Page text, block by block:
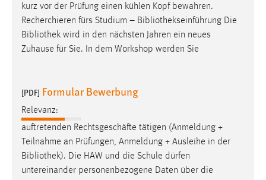
kurz vor der Prüfung einen kühlen Kopf bewahren.
Recherchieren fürs Studium – Bibliothekseinführung Die
Bibliothek wird in den nächsten Jahren ein neues
Zuhause für Sie. In dem Workshop werden Sie
[PDF] Formular Bewerbung
Relevanz:
auftretenden Rechtsgeschäfte tätigen (Anmeldung +
Teilnahme an Prüfungen, Anmeldung + Ausleihe in der
Bibliothek). Die HAW und die Schule dürfen
untereinander personenbezogene Daten über die